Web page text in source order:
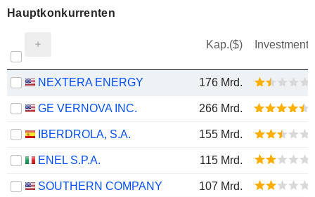
Hauptkonkurrenten
Kap.($) Investment
NEXTERA ENERGY 176 Mrd.
GE VERNOVA INC. 266 Mrd.
IBERDROLA, S.A. 155 Mrd.
ENEL S.P.A. 115 Mrd.
SOUTHERN COMPANY 107 Mrd.